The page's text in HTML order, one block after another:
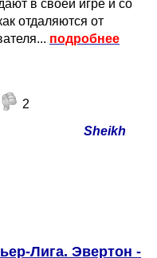
в своей игре и со
отдаляются от
подробнее
2
Sheikh
Лига. Эвертон -